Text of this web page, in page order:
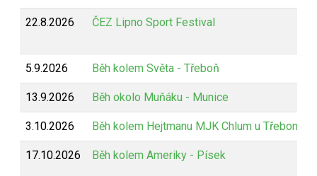
22.8.2026 ČEZ Lipno Sport Festival
5.9.2026 Běh kolem Světa - Třeboň
13.9.2026 Běh okolo Muňáku - Munice
3.10.2026 Běh kolem Hejtmanu MJK Chlum u Třeboně
17.10.2026 Běh kolem Ameriky - Písek